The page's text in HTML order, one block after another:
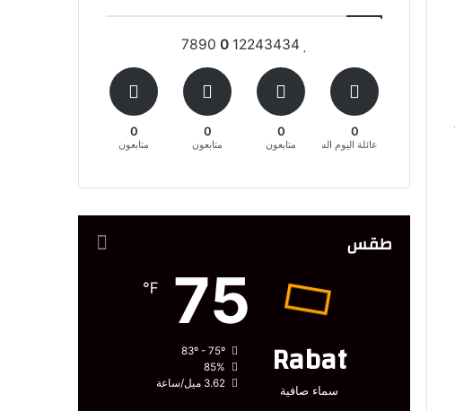
12243434
0
0
عائلة اليوم السابع المغربية
0
متابعون
0
متابعون
0
متابعون
طقس
Rabat
سماء صافية
75
℉
83º - 75º
85%
3.62 ميل/ساعة